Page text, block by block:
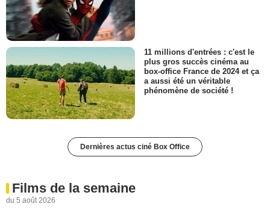
11 millions d'entrées : c'est le
plus gros succès cinéma au
box-office France de 2024 et ça
a aussi été un véritable
phénomène de société !
Dernières actus ciné Box Office
Films de la semaine
du 5 août 2026